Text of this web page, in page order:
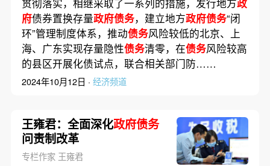
府债券置换存量政府债务，建立地方政府债务“闭
环”管理制度体系，推动债务风险较低的北京、上
海、广东实现存量隐性债务清零，在债务风险较高
的县区开展化债试点，联合相关部门防……
2024年10月12日 · 经济频道
王雍君：全面深化政府债务
问责制改革
专栏作家 王雍君